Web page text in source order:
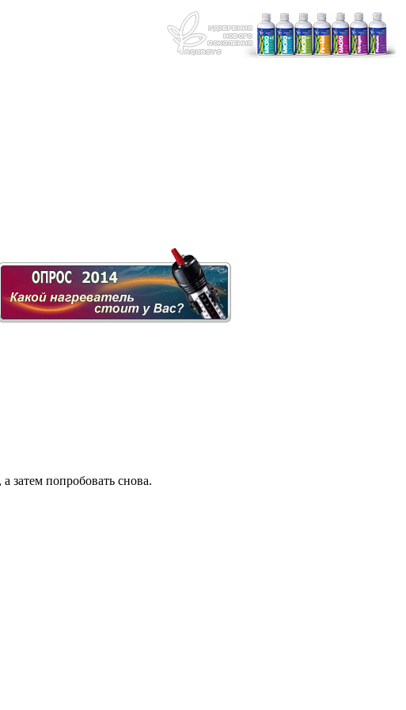
затем попробовать снова.